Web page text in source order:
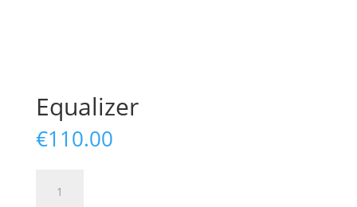
Equalizer
€110.00
aantal